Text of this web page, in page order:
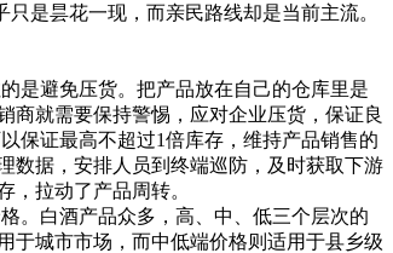
是昙花一现，而亲民路线却是当前主流。
是避免压货。把产品放在自己的仓库里是
商就需要保持警惕，应对企业压货，保证良
保证最高不超过1倍库存，维持产品销售的
数据，安排人员到终端巡防，及时获取下游
，拉动了产品周转。
。白酒产品众多，高、中、低三个层次的
于城市市场，而中低端价格则适用于县乡级